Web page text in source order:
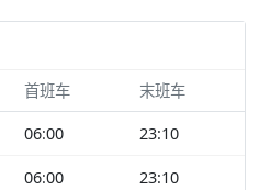
首班车 末班车
06:00 23:10
06:00 23:10